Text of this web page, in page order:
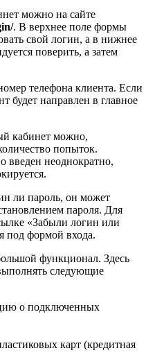
можно на сайте
. В верхнее поле формы
свой логин, а в нижнее
поверить, а затем
телефона клиента. Если
будет направлен в главное
кабинет можно,
попыток.
введен неоднократно,
ли пароль, он может
пароля. Для
«Забыли логин или
под формой входа.
функционал. Здесь
следующие
о подключенных
карт (кредитная